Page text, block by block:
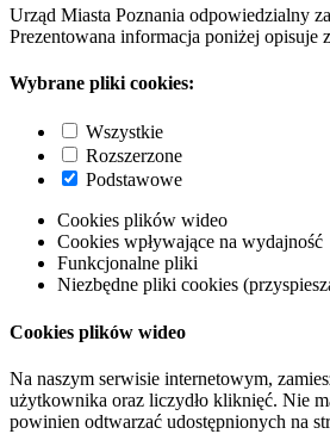
Urząd Miasta Poznania odpowiedzialny
Prezentowana informacja poniżej
Wybrane pliki cookies:
Wszystkie
Rozszerzone
Podstawowe
Cookies plików wideo
Cookies wpływające na wydajność
Funkcjonalne pliki
Niezbędne pliki cookies
Cookies plików wideo
Na naszym serwisie internetowym,
użytkownika oraz liczydło kliknięć. Nie
powinien odtwarzać udostępnionych na